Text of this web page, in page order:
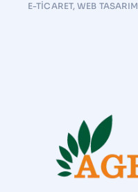
E-TICARET,WEB TASARIM